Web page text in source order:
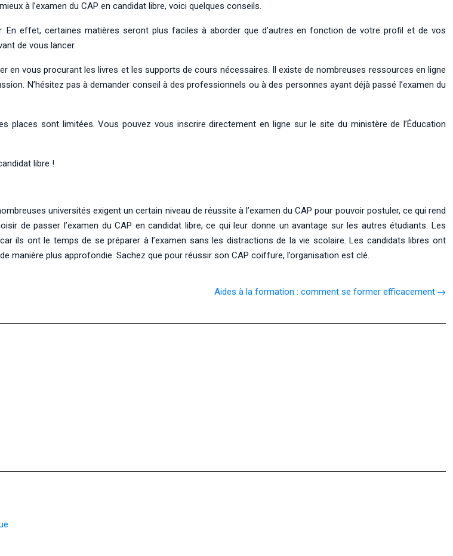
à l’examen du CAP en candidat libre, voici quelques conseils.
effet, certaines matières seront plus faciles à aborder que d’autres en fonction de votre profil et de vos
de vous lancer.
vous procurant les livres et les supports de cours nécessaires. Il existe de nombreuses ressources en ligne
N’hésitez pas à demander conseil à des professionnels ou à des personnes ayant déjà passé l’examen du
places sont limitées. Vous pouvez vous inscrire directement en ligne sur le site du ministère de l’Éducation
libre !
universités exigent un certain niveau de réussite à l’examen du CAP pour pouvoir postuler, ce qui rend
de passer l’examen du CAP en candidat libre, ce qui leur donne un avantage sur les autres étudiants. Les
ils ont le temps de se préparer à l’examen sans les distractions de la vie scolaire. Les candidats libres ont
manière plus approfondie. Sachez que pour réussir son CAP coiffure, l’organisation est clé.
Aides à la formation : comment se former efficacement